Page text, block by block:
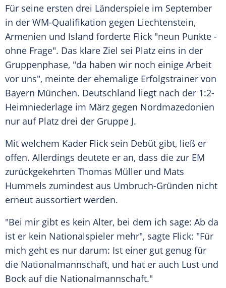
Für seine ersten drei Länderspiele im September
in der WM-Qualifikation gegen Liechtenstein,
Armenien und Island forderte Flick "neun Punkte -
ohne Frage". Das klare Ziel sei Platz eins in der
Gruppenphase, "da haben wir noch einige Arbeit
vor uns", meinte der ehemalige Erfolgstrainer von
Bayern München. Deutschland liegt nach der 1:2-
Heimniederlage im März gegen Nordmazedonien
nur auf Platz drei der Gruppe J.
Mit welchem Kader Flick sein Debüt gibt, ließ er
offen. Allerdings deutete er an, dass die zur EM
zurückgekehrten Thomas Müller und Mats
Hummels zumindest aus Umbruch-Gründen nicht
erneut aussortiert werden.
"Bei mir gibt es kein Alter, bei dem ich sage: Ab da
ist er kein Nationalspieler mehr", sagte Flick: "Für
mich geht es nur darum: Ist einer gut genug für
die Nationalmannschaft, und hat er auch Lust und
Bock auf die Nationalmannschaft."